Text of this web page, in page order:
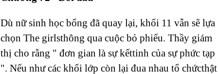
Dù nữ sinh học bổng đã quay lại, khối 11 vẫn sẽ lựa
chọn The girlsthông qua cuộc bỏ phiếu. Thầy giám
thị cho rằng " đơn gian là sự kếttinh của sự phức tạp
". Nếu như các khối lớp còn lại đua nhau tổ chứcthật